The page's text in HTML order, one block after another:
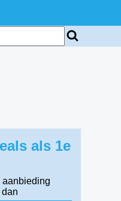
als 1e
aanbieding